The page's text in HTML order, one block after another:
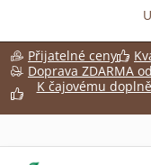
Přijatelné ceny
Doprava ZDARMA
K čajovému